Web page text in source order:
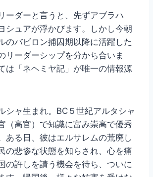
ーダーと言うと、先ずアブラハ
シュアが浮かびます。しかし今朝
のバビロン捕囚期以降に活躍した
リーダーシップを分かち合いま
は「ネヘミヤ記」が唯一の情報源
シャ生まれ。BC５世紀アルタシャ
（高官）で知識に富み崇高で優秀
ある日、彼はエルサレムの荒廃し
の悲惨な状態を知らされ、心を痛
の許しを請う機会を待ち、ついに